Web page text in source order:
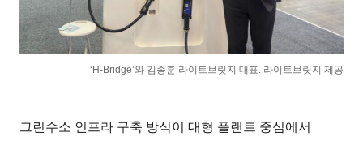
‘H-Bridge’와 김종훈 라이트브릿지 대표. 라이트브릿지 제공
그린수소 인프라 구축 방식이 대형 플랜트 중심에서